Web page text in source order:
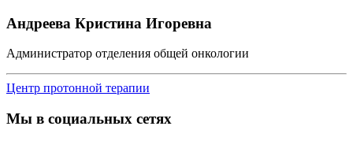
Андреева Кристина Игоревна
Администратор отделения общей онкологии
Центр протонной терапии
Мы в социальных сетях